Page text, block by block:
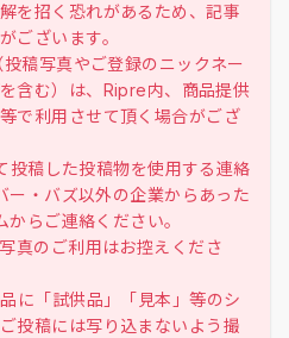
を招く恐れがあるため、記事
ございます。
稿写真やご登録のニックネー
含む）は、Ripre内、商品提供
で利用させて頂く場合がござ
稿した投稿物を使用する連絡
・バズ以外の企業からあった
らご連絡ください。
真のご利用はお控えくださ
に「試供品」「見本」等のシ
投稿には写り込まないよう撮